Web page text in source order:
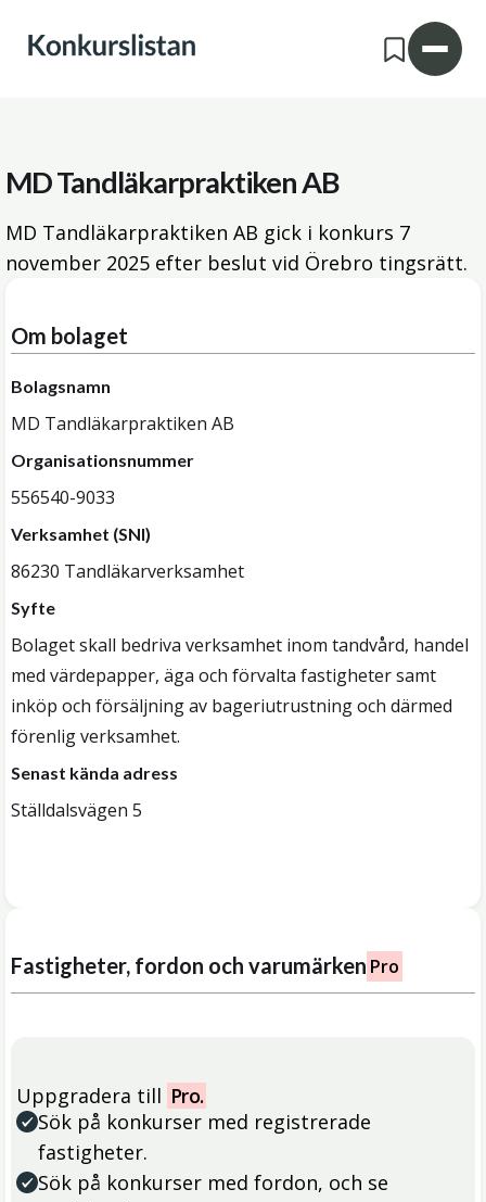
MD Tandläkarpraktiken AB
MD Tandläkarpraktiken AB gick i konkurs 7
november 2025 efter beslut vid Örebro tingsrätt.
Om bolaget
Bolagsnamn
MD Tandläkarpraktiken AB
Organisationsnummer
556540-9033
Verksamhet (SNI)
86230 Tandläkarverksamhet
Syfte
Bolaget skall bedriva verksamhet inom tandvård, handel
med värdepapper, äga och förvalta fastigheter samt
inköp och försäljning av bageriutrustning och därmed
förenlig verksamhet.
Senast kända adress
Ställdalsvägen 5
Fastigheter, fordon och varumärken Pro
Uppgradera till Pro.
Sök på konkurser med registrerade
fastigheter.
Sök på konkurser med fordon, och se